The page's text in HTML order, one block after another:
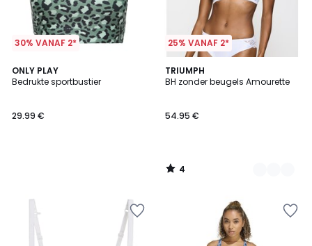
30% VANAF 2*
ONLY PLAY
Bedrukte sportbustier
29.99 €
25% VANAF 2*
TRIUMPH
BH zonder beugels Amourette
54.95 €
4
/
3
Kleuren
4
/